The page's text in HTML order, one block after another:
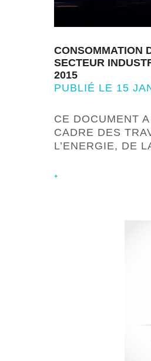
CONSOMMATION
SECTEUR
2015
PUBLIÉ LE 15
CE DOCUMENT
CADRE DES
L’ENERGIE, DE
+